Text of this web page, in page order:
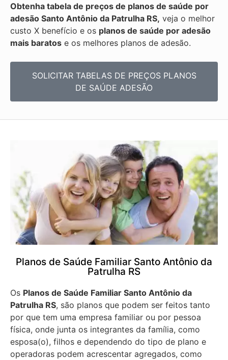
Obtenha tabela de preços de planos de saúde por
adesão Santo Antônio da Patrulha RS, veja o melhor
custo X benefício e os planos de saúde por adesão
mais baratos e os melhores planos de adesão.
SOLICITAR TABELAS DE PREÇOS PLANOS
DE SAÚDE ADESÃO
Planos de Saúde Familiar Santo Antônio da
Patrulha RS
Os Planos de Saúde Familiar Santo Antônio da
Patrulha RS, são planos que podem ser feitos tanto
por que tem uma empresa familiar ou por pessoa
física, onde junta os integrantes da família, como
esposa(o), filhos e dependendo do tipo de plano e
operadoras podem acrescentar agregados, como